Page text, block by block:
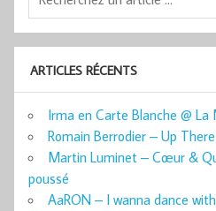
ARTICLES RÉCENTS
Irma en Carte Blanche @ La
Romain Berrodier – Up There
Martin Luminet – Cœur &
poussé
AaRON – I wanna dance